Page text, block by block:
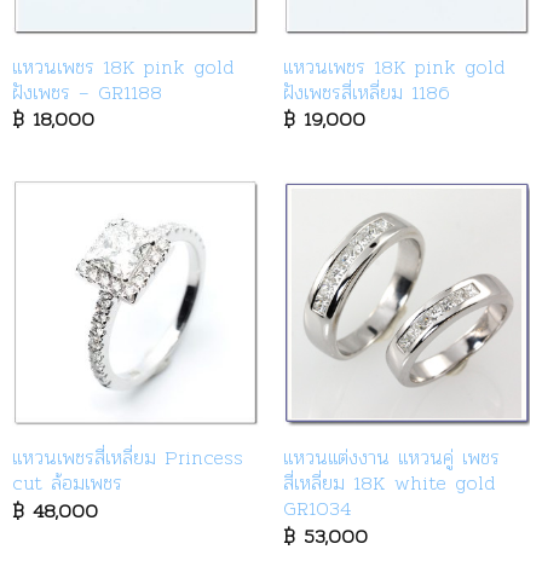
แหวนเพชร 18K pink gold
ฝังเพชร – GR1188
฿18,000
แหวนเพชร 18K pink gold
ฝังเพชรสี่เหลี่ยม 1186
฿19,000
แหวนเพชรสี่เหลี่ยม Princess
cut ล้อมเพชร
฿48,000
แหวนแต่งงาน แหวนคู่ เพชร
สี่เหลี่ยม 18K white gold
GR1034
฿53,000